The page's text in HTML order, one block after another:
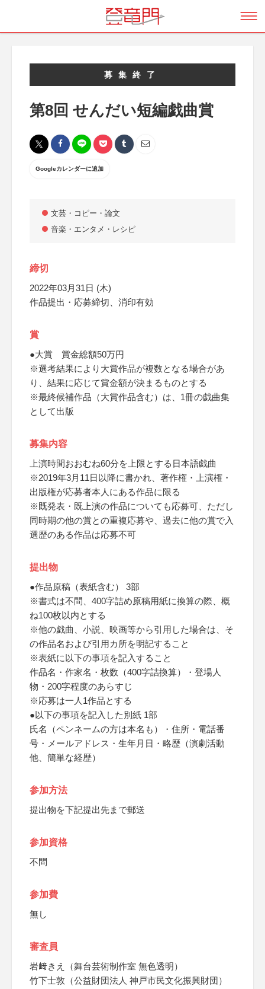
募集終了
第8回 せんだい短編戯曲賞
Googleカレンダーに追加
文芸・コピー・論文
音楽・エンタメ・レシピ
締切
2022年03月31日 (木)
作品提出・応募締切、消印有効
賞
●大賞 賞金総額50万円
※選考結果により大賞作品が複数となる場合があ
り、結果に応じて賞金額が決まるものとする
※最終候補作品（大賞作品含む）は、1冊の戯曲集
として出版
募集内容
上演時間おおむね60分を上限とする日本語戯曲
※2019年3月11日以降に書かれ、著作権・上演権・
出版権が応募者本人にある作品に限る
※既発表・既上演の作品についても応募可、ただし
同時期の他の賞との重複応募や、過去に他の賞で入
選歴のある作品は応募不可
提出物
●作品原稿（表紙含む） 3部
※書式は不問、400字詰め原稿用紙に換算の際、概
ね100枚以内とする
※他の戯曲、小説、映画等から引用した場合は、そ
の作品名および引用カ所を明記すること
※表紙に以下の事項を記入すること
作品名・作家名・枚数（400字詰換算）・登場人
物・200字程度のあらすじ
※応募は一人1作品とする
●以下の事項を記入した別紙 1部
氏名（ペンネームの方は本名も）・住所・電話番
号・メールアドレス・生年月日・略歴（演劇活動
他、簡単な経歴）
参加方法
提出物を下記提出先まで郵送
参加資格
不問
参加費
無し
審査員
岩﨑きえ（舞台芸術制作室 無色透明）
竹下士敦（公益財団法人 神戸市民文化振興財団）